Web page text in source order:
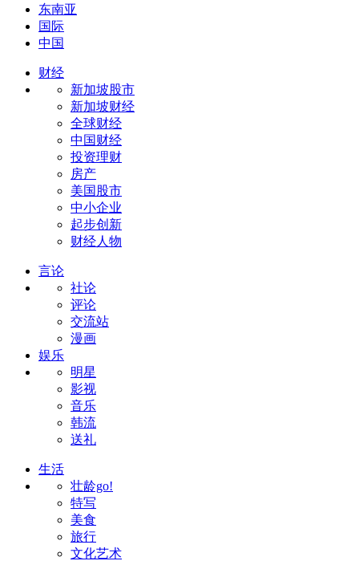
东南亚
国际
中国
财经
新加坡股市
新加坡财经
全球财经
中国财经
投资理财
房产
美国股市
中小企业
起步创新
财经人物
言论
社论
评论
交流站
漫画
娱乐
明星
影视
音乐
韩流
送礼
生活
壮龄go!
特写
美食
旅行
文化艺术